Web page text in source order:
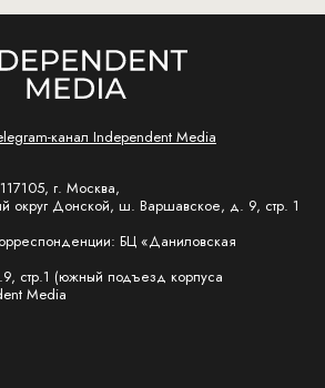
канал Independent Media
г. Москва,
округ Донской, ш. Варшавское, д. 9, стр. 1
БЦ «Даниловская
стр.1 (южный подъезд корпуса
Media